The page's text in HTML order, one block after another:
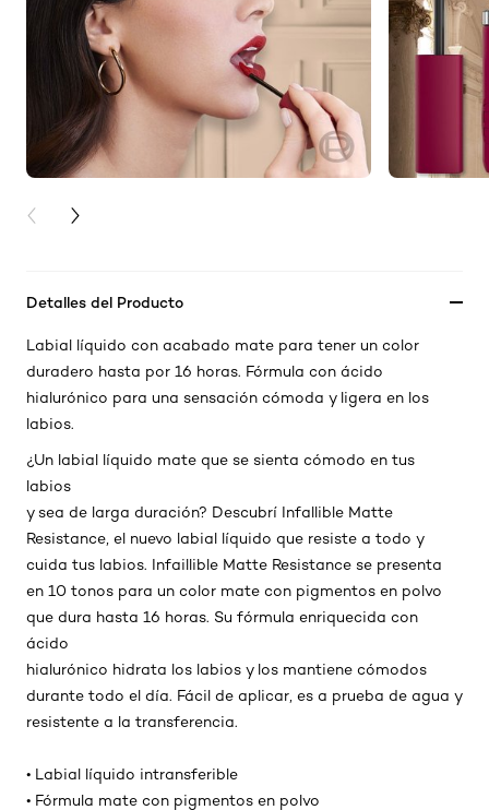
PREVIOUS CARD
NEXT CARD
Detalles del Producto
Labial líquido con acabado mate para tener un color
duradero hasta por 16 horas. Fórmula con ácido
hialurónico para una sensación cómoda y ligera en los
labios.
¿Un labial líquido mate que se sienta cómodo en tus
labios
y sea de larga duración? Descubrí Infallible Matte
Resistance, el nuevo labial líquido que resiste a todo y
cuida tus labios. Infaillible Matte Resistance se presenta
en 10 tonos para un color mate con pigmentos en polvo
que dura hasta 16 horas. Su fórmula enriquecida con
ácido
hialurónico hidrata los labios y los mantiene cómodos
durante todo el día. Fácil de aplicar, es a prueba de agua y
resistente a la transferencia.
• Labial líquido intransferible
• Fórmula mate con pigmentos en polvo